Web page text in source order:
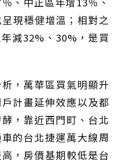
現穩健增溫；相對之
減32%、30%，是買
，萬華區買氣明顯升
計畫延伸效應以及都
，靠近西門町、台北
的台北捷運萬大線周
，房價基期較低是台